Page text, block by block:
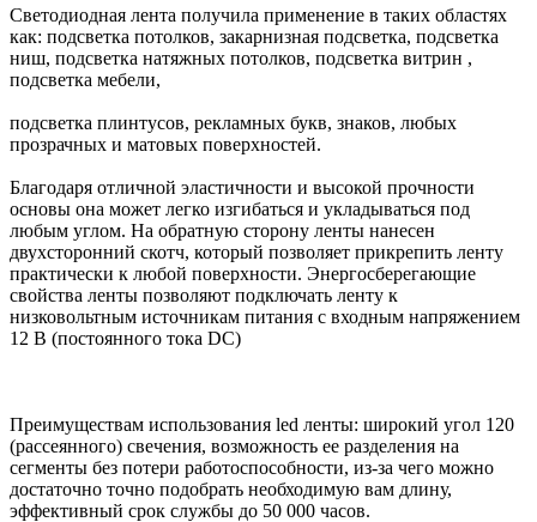
Светодиодная лента получила применение в таких областях
как: подсветка потолков, закарнизная подсветка, подсветка
ниш, подсветка натяжных потолков, подсветка витрин ,
подсветка мебели,
подсветка плинтусов, рекламных букв, знаков, любых
прозрачных и матовых поверхностей.
Благодаря отличной эластичности и высокой прочности
основы она может легко изгибаться и укладываться под
любым углом. На обратную сторону ленты нанесен
двухсторонний скотч, который позволяет прикрепить ленту
практически к любой поверхности. Энергосберегающие
свойства ленты позволяют подключать ленту к
низковольтным источникам питания с входным напряжением
12 В (постоянного тока DC)
Преимуществам использования led ленты: широкий угол 120
(рассеянного) свечения, возможность ее разделения на
сегменты без потери работоспособности, из-за чего можно
достаточно точно подобрать необходимую вам длину,
эффективный срок службы до 50 000 часов.